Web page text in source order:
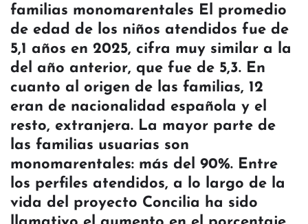
familias monomarentales El promedio
de edad de los niños atendidos fue de
5,1 años en 2025, cifra muy similar a la
del año anterior, que fue de 5,3. En
cuanto al origen de las familias, 12
eran de nacionalidad española y el
resto, extranjera. La mayor parte de
las familias usuarias son
monomarentales: más del 90%. Entre
los perfiles atendidos, a lo largo de la
vida del proyecto Concilia ha sido